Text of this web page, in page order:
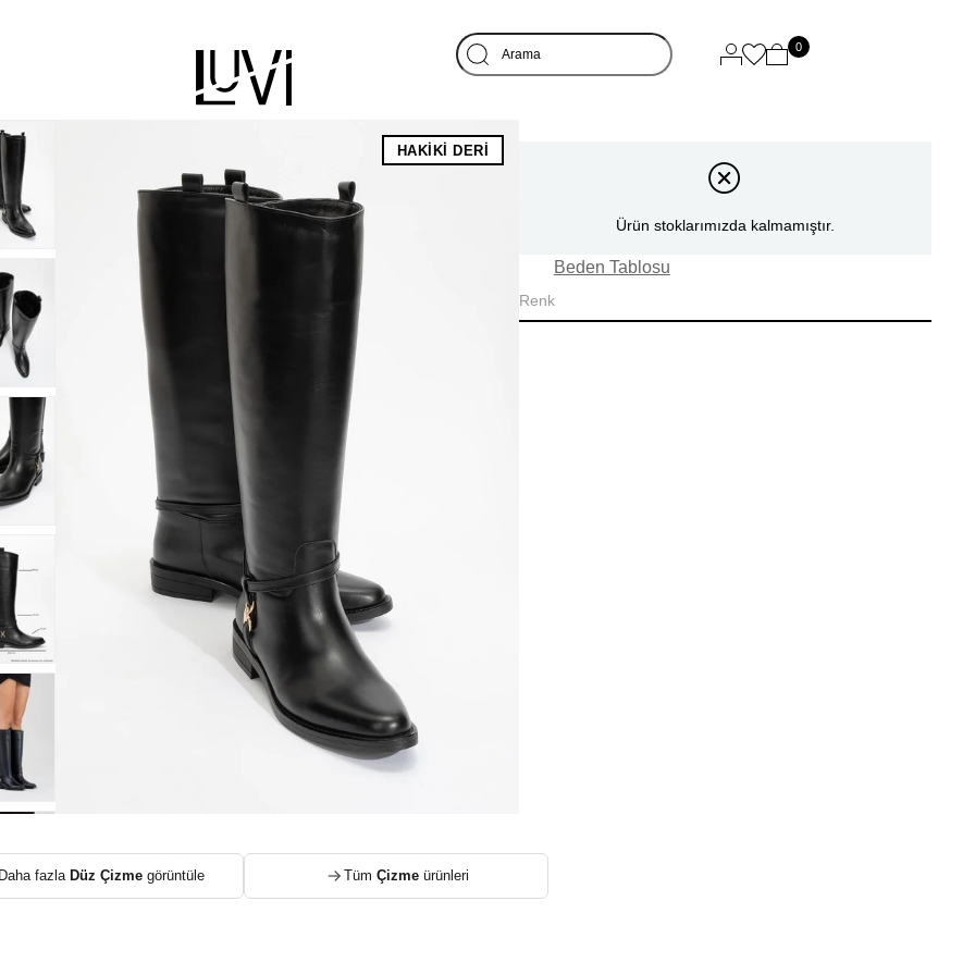
0
HAKIKI DERI
Ürün stoklarımızda kalmamıştır.
Beden Tablosu
Renk
Daha fazla Düz Çizme görüntüle Tüm Çizmeürünleri